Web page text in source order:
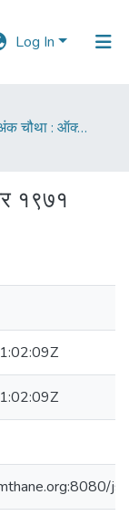
Log In
२५ वर्ष सहावें - अंक चौथा : ऑक्टोबर १९७१
१९७१